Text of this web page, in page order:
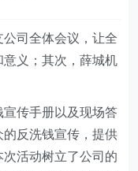
司全体会议，让全
义；其次，薛城机
传手册以及现场答
反洗钱宣传，提供
活动树立了公司的